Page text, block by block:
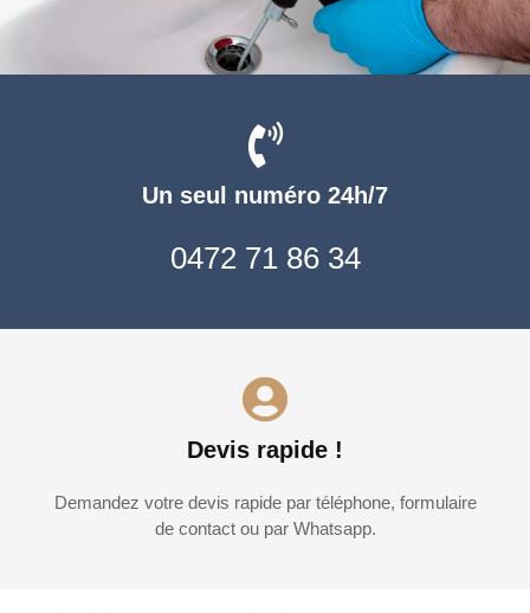
Un seul numéro 24h/7
0472 71 86 34
Devis rapide !
Demandez votre devis rapide par téléphone, formulaire
de contact ou par Whatsapp.